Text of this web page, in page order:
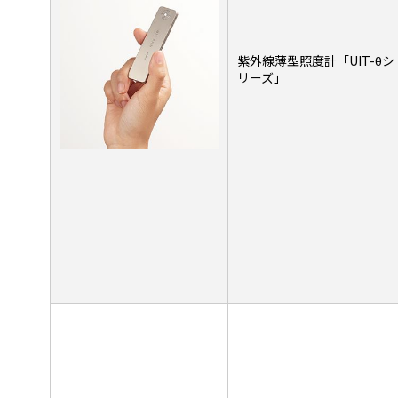
紫外線薄型照度計「UIT-θシ
リーズ」